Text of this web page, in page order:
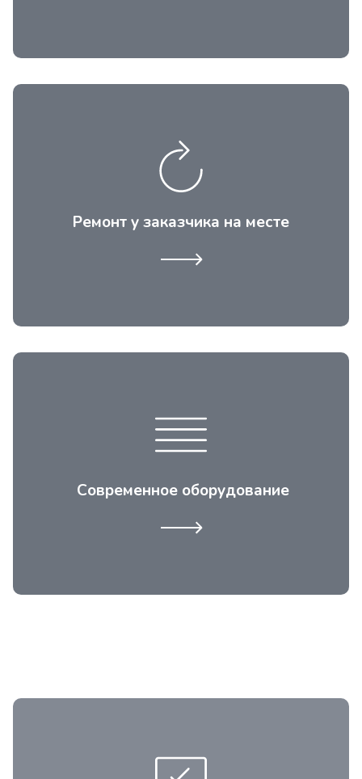
Ремонт у заказчика на месте
Возможность провести ремонт
холодильных витрин в магазине или в
кафе. Это особенно актуально, если
холодильных витрин крупного размера.
Современное оборудование
При восстановлении работоспособности
техники задействуются только
современное оборудование и
проверенные технологии.
Опытные мастера с высоким уровнем